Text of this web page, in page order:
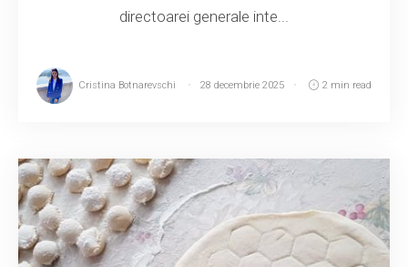
directoarei generale inte...
Cristina Botnarevschi 28 decembrie 2025 2 min read